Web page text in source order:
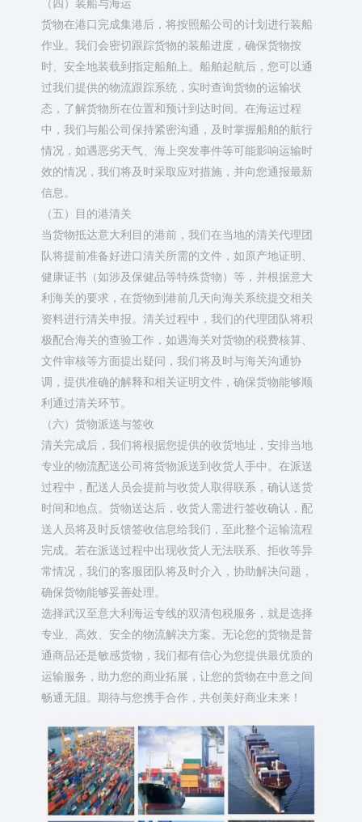
货物在港口完成集港后，将按照船公司的计划进行装船
作业。我们会密切跟踪货物的装船进度，确保货物按
时、安全地装载到指定船舶上。船舶起航后，您可以通
过我们提供的物流跟踪系统，实时查询货物的运输状
态，了解货物所在位置和预计到达时间。在海运过程
中，我们与船公司保持紧密沟通，及时掌握船舶的航行
情况，如遇恶劣天气、海上突发事件等可能影响运输时
效的情况，我们将及时采取应对措施，并向您通报最新
信息。​
（五）目的港清关​
当货物抵达意大利目的港前，我们在当地的清关代理团
队将提前准备好进口清关所需的文件，如原产地证明、
健康证书（如涉及保健品等特殊货物）等，并根据意大
利海关的要求，在货物到港前几天向海关系统提交相关
资料进行清关申报。清关过程中，我们的代理团队将积
极配合海关的查验工作，如遇海关对货物的税费核算、
文件审核等方面提出疑问，我们将及时与海关沟通协
调，提供准确的解释和相关证明文件，确保货物能够顺
利通过清关环节。​
（六）货物派送与签收​
清关完成后，我们将根据您提供的收货地址，安排当地
专业的物流配送公司将货物派送到收货人手中。在派送
过程中，配送人员会提前与收货人取得联系，确认送货
时间和地点。货物送达后，收货人需进行签收确认，配
送人员将及时反馈签收信息给我们，至此整个运输流程
完成。若在派送过程中出现收货人无法联系、拒收等异
常情况，我们的客服团队将及时介入，协助解决问题，
确保货物能够妥善处理。​
选择武汉至意大利海运专线的双清包税服务，就是选择
专业、高效、安全的物流解决方案。无论您的货物是普
通商品还是敏感货物，我们都有信心为您提供最优质的
运输服务，助力您的商业拓展，让您的货物在中意之间
畅通无阻。期待与您携手合作，共创美好商业未来！